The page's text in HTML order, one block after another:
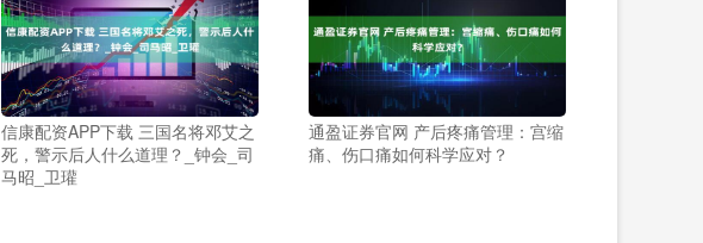
信康配资APP下载 三国名将邓艾之
死，警示后人什么道理？_钟会_司
马昭_卫瓘
通盈证券官网 产后疼痛管理：宫缩
痛、伤口痛如何科学应对？